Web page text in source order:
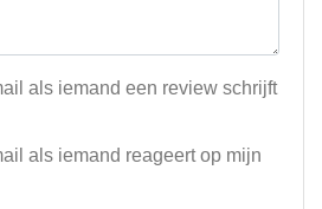
als iemand een review schrijft
als iemand reageert op mijn